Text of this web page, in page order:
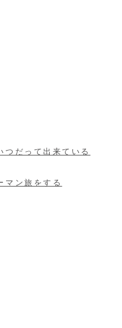
つだって出来ている
マン旅をする